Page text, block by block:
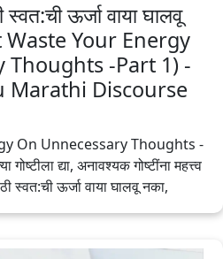
स्वत:ची ऊर्जा वाया घालवू
Waste Your Energy
Thoughts -Part 1) -
‪Marathi‬ Discourse
On Unnecessary Thoughts -
गोष्टीला द्या, अनावश्यक गोष्टींना महत्त्व
स्वत:ची ऊर्जा वाया घालवू नका,